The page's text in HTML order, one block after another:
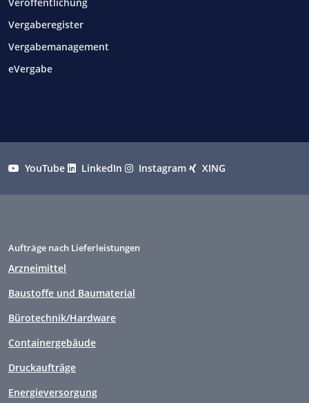
Vergaberegister
Vergabemanagement
eVergabe
YouTube LinkedIn Instagram XING
Aufträge nach Lieferleistungen
Arzneimittel
Baustoffe und Baumaterial
Bürotechnik/Hardware
Containergebäude
Druckaufträge
Energieversorgung